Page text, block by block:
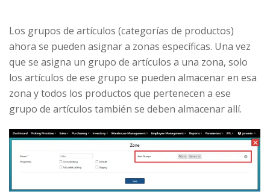
Los grupos de artículos (categorías de productos)
ahora se pueden asignar a zonas específicas. Una vez
que se asigna un grupo de artículos a una zona, solo
los artículos de ese grupo se pueden almacenar en esa
zona y todos los productos que pertenecen a ese
grupo de artículos también se deben almacenar allí.